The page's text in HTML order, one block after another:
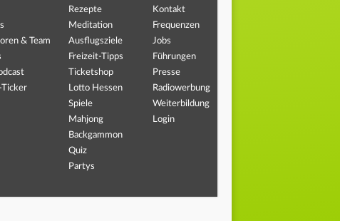
& Team
Ticker
Rezepte
Meditation
Ausflugsziele
Freizeit-Tipps
Ticketshop
Lotto Hessen
Spiele
Mahjong
Backgammon
Quiz
Partys
Kontakt
Frequenzen
Jobs
Führungen
Presse
Radiowerbung
Weiterbildung
Login